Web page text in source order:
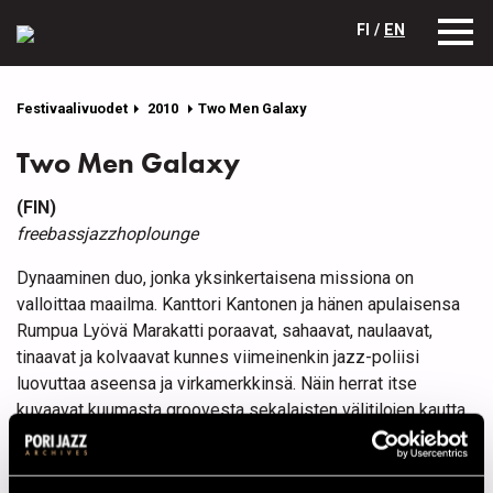
FI / EN
Festivaalivuodet 2010 Two Men Galaxy
Two Men Galaxy
(FIN)
freebassjazzhoplounge
Dynaaminen duo, jonka yksinkertaisena missiona on
valloittaa maailma. Kanttori Kantonen ja hänen apulaisensa
Rumpua Lyövä Marakatti poraavat, sahaavat, naulaavat,
tinaavat ja kolvaavat kunnes viimeinenkin jazz-poliisi
luovuttaa aseensa ja virkamerkkinsä. Näin herrat itse
kuvaavat kuumasta groovesta sekalaisten välitilojen kautta
ehtaan freehen navigoivaa musiikkiaan, jossa melodiat
vääntyvät ja tempot elävät oppikirjojen ulkopuolista elämää.